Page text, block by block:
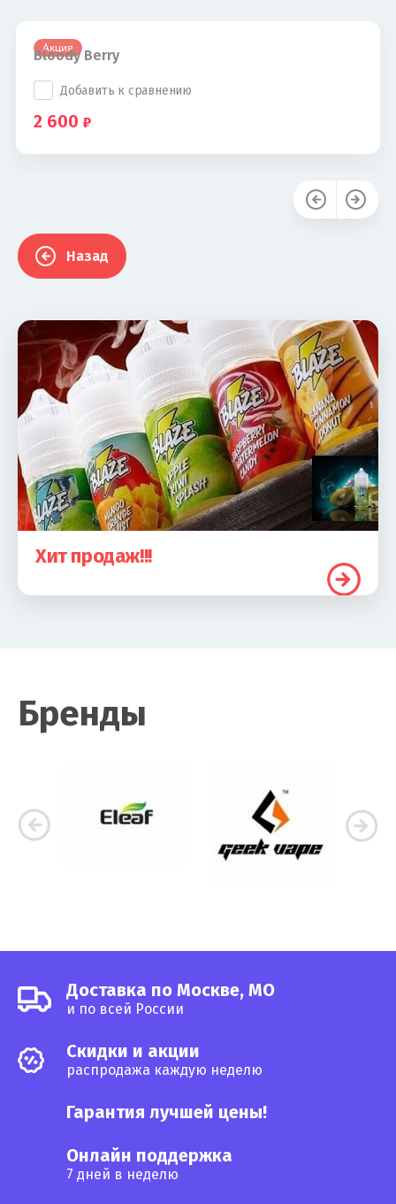
Акция
Bloody Berry
Добавить к сравнению
2 600
Назад
Хит продаж!!!
Бренды
Доставка по Москве, МО
и по всей России
Cкидки и акции
распродажа каждую неделю
Гарантия лучшей цены!
Онлайн поддержка
7 дней в неделю